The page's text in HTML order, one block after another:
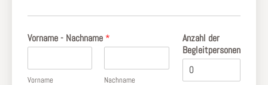
Vorname - Nachname *
Vorname Nachname
Anzahl der
Begleitpersonen